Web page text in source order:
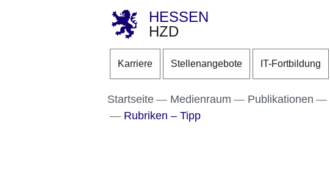
Direkt zum Kopf der Seite
Direkt zum Inhalt
Direkt zum Fuß der Seite
HESSEN
HZD
Karriere Stellenangebote IT-Fortbildung
Startseite Medienraum Publikationen
Rubriken – Tipp